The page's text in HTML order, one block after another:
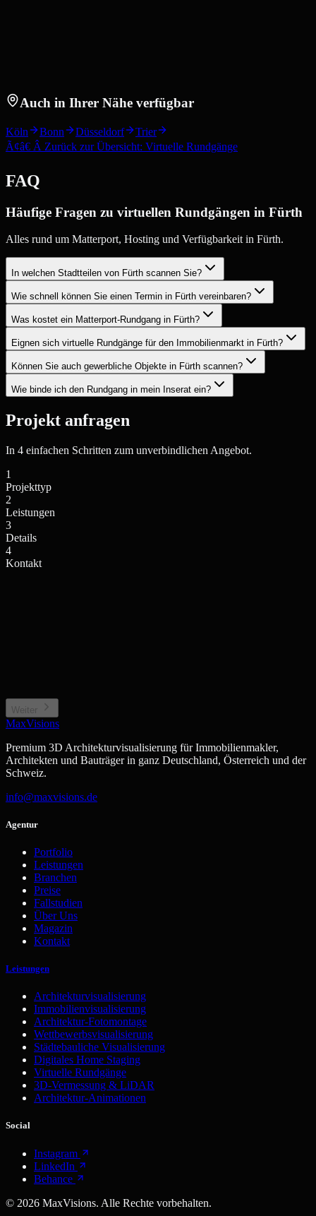
Auch in Ihrer Nähe verfügbar
Köln Bonn Düsseldorf
Trier
Ã¢â€ Â Zurück zur Übersicht: Virtuelle Rundgänge
FAQ
Häufige Fragen zu virtuellen Rundgängen in Fürth
Alles rund um Matterport, Hosting und Verfügbarkeit in Fürth.
In welchen Stadtteilen von Fürth scannen Sie?
Wie schnell können Sie einen Termin in Fürth vereinbaren?
Was kostet ein Matterport-Rundgang in Fürth?
Eignen sich virtuelle Rundgänge für den Immobilienmarkt in Fürth?
Können Sie auch gewerbliche Objekte in Fürth scannen?
Wie binde ich den Rundgang in mein Inserat ein?
Projekt anfragen
In 4 einfachen Schritten zum unverbindlichen Angebot.
1
Projekttyp
2
Leistungen
3
Details
4
Kontakt
Weiter
MaxVisions
Premium 3D Architekturvisualisierung für Immobilienmakler,
Architekten und Bauträger in ganz Deutschland, Österreich und der
Schweiz.
info@maxvisions.de
Agentur
Portfolio
Leistungen
Branchen
Preise
Fallstudien
Über Uns
Magazin
Kontakt
Leistungen
Architekturvisualisierung
Immobilienvisualisierung
Architektur-Fotomontage
Wettbewerbsvisualisierung
Städtebauliche Visualisierung
Digitales Home Staging
Virtuelle Rundgänge
3D-Vermessung & LiDAR
Architektur-Animationen
Social
Instagram
LinkedIn
Behance
© 2026 MaxVisions. Alle Rechte vorbehalten.